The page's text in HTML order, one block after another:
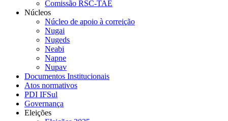
Comissão RSC-TAE
Núcleos
Núcleo de apoio à correição
Nugai
Nugeds
Neabi
Napne
Nupav
Documentos Institucionais
Atos normativos
PDI IFSul
Governança
Eleições